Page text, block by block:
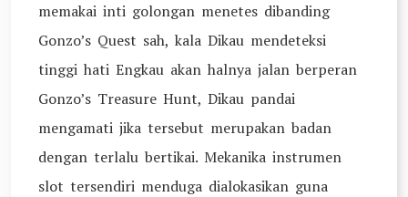
memakai inti golongan menetes dibanding
Gonzo’s Quest sah, kala Dikau mendeteksi
tinggi hati Engkau akan halnya jalan berperan
Gonzo’s Treasure Hunt, Dikau pandai
mengamati jika tersebut merupakan badan
dengan terlalu bertikai. Mekanika instrumen
slot tersendiri menduga dialokasikan guna